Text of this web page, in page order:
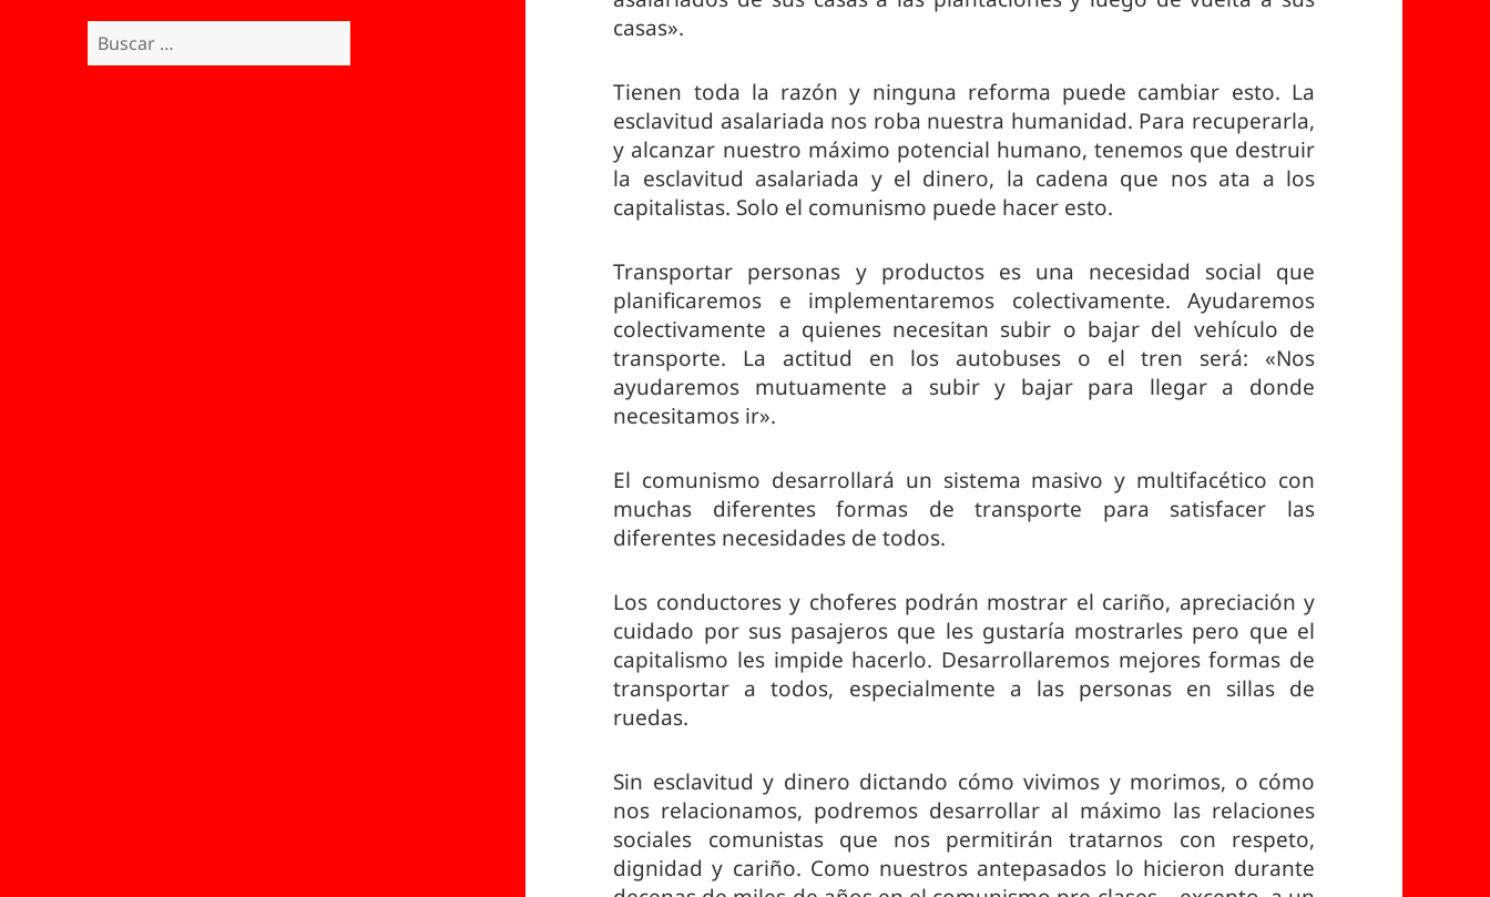
casas».
Tienen toda la razón y ninguna reforma puede cambiar esto. La
esclavitud asalariada nos roba nuestra humanidad. Para recuperarla,
y alcanzar nuestro máximo potencial humano, tenemos que destruir
la esclavitud asalariada y el dinero, la cadena que nos ata a los
capitalistas. Solo el comunismo puede hacer esto.
Transportar personas y productos es una necesidad social que
planificaremos e implementaremos colectivamente. Ayudaremos
colectivamente a quienes necesitan subir o bajar del vehículo de
transporte. La actitud en los autobuses o el tren será: «Nos
ayudaremos mutuamente a subir y bajar para llegar a donde
necesitamos ir».
El comunismo desarrollará un sistema masivo y multifacético con
muchas diferentes formas de transporte para satisfacer las
diferentes necesidades de todos.
Los conductores y choferes podrán mostrar el cariño, apreciación y
cuidado por sus pasajeros que les gustaría mostrarles pero que el
capitalismo les impide hacerlo. Desarrollaremos mejores formas de
transportar a todos, especialmente a las personas en sillas de
ruedas.
Sin esclavitud y dinero dictando cómo vivimos y morimos, o cómo
nos relacionamos, podremos desarrollar al máximo las relaciones
sociales comunistas que nos permitirán tratarnos con respeto,
dignidad y cariño. Como nuestros antepasados lo hicieron durante